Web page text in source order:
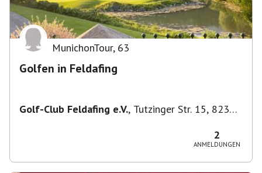
MunichonTour, 63
Golfen in Feldafing
Golf-Club Feldafing e.V., Tutzinger Str. 15, 82340
2
ANMELDUNGEN